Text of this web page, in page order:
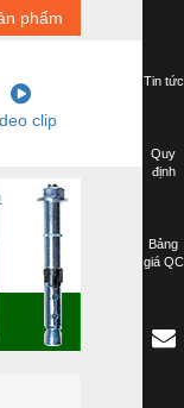
phẩm
clip
Tin tức
Quy
định
Bảng
giá QC